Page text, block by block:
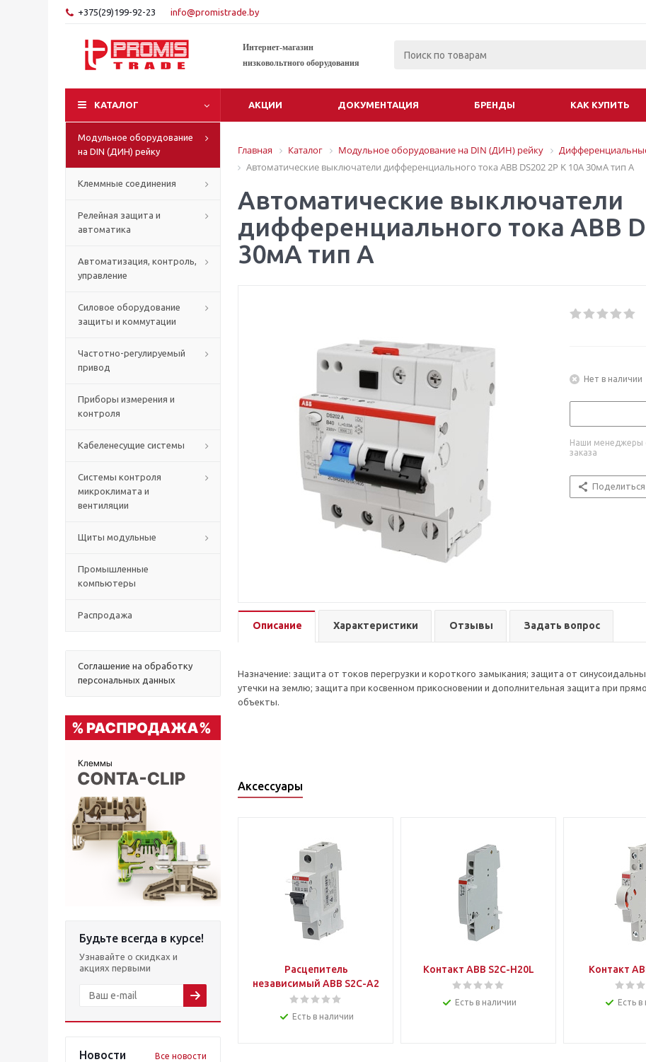
+375(29)199-92-23 info@promistrade.by
Интернет-магазин
низковольтного оборудования
КАТАЛОГ АКЦИИ ДОКУМЕНТАЦИЯ БРЕНДЫ КАК КУПИТЬ
Модульное оборудование
на DIN (ДИН) рейку
Клеммные соединения
Релейная защита и
автоматика
Автоматизация, контроль,
управление
Силовое оборудование
защиты и коммутации
Частотно-регулируемый
привод
Приборы измерения и
контроля
Кабеленесущие системы
Системы контроля
микроклимата и
вентиляции
Щиты модульные
Промышленные
компьютеры
Распродажа
Соглашение на обработку
персональных данных
Будьте всегда в курсе!
Узнавайте о скидках и
акциях первыми
Новости Все новости
Главная Каталог Модульное оборудование на DIN (ДИН) рейку
Автоматические выключатели дифференциального тока ABB DS202 2P K 10A 30мА тип A
Автоматические выключатели
дифференциального тока ABB
30мА тип A
Нет в наличии
Наши менеджеры
заказа
Поделиться
Описание Характеристики Отзывы Задать вопрос
Назначение: защита от токов перегрузки и короткого замыкания; защита от
утечки на землю; защита при косвенном прикосновении и дополнительная защита при
объекты.
Аксессуары
Расцепитель
независимый ABB S2C-A2
Есть в наличии
Контакт ABB S2C-H20L
Есть в наличии
Контакт
Есть